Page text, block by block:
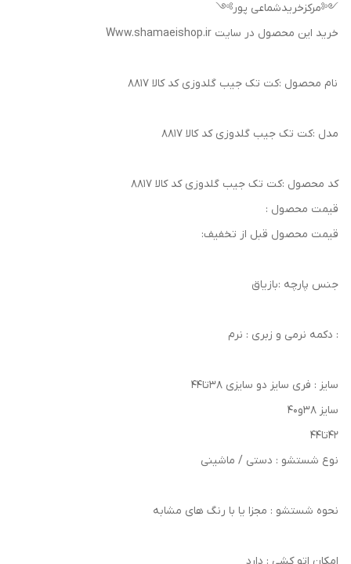
༺مرکزخریدشماعی پور༻
خرید این محصول در سایت Www.shamaeishop.ir
نام محصول :کت تک جیب گلدوزی کد کالا ۸۸۱7
مدل :کت تک جیب گلدوزی کد کالا 8817
کد محصول :کت تک جیب گلدوزی کد کالا 8817
قیمت محصول :
قیمت محصول قبل از تخفیف:
جنس پارچه :بازیاق
: دکمه نرمی و زبری : نرم
سایز : فری سایز دو سایزی ۳۸تا۴۴
سایز ۳۸و۴۰
۴۲تا۴۴
نوع شستشو : دستی / ماشینی
نحوه شستشو : مجزا یا با رنگ های مشابه